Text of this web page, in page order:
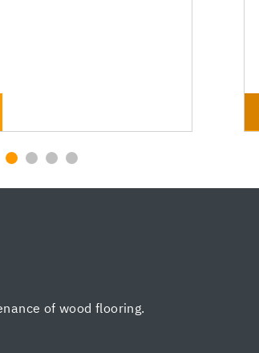
of wood flooring.